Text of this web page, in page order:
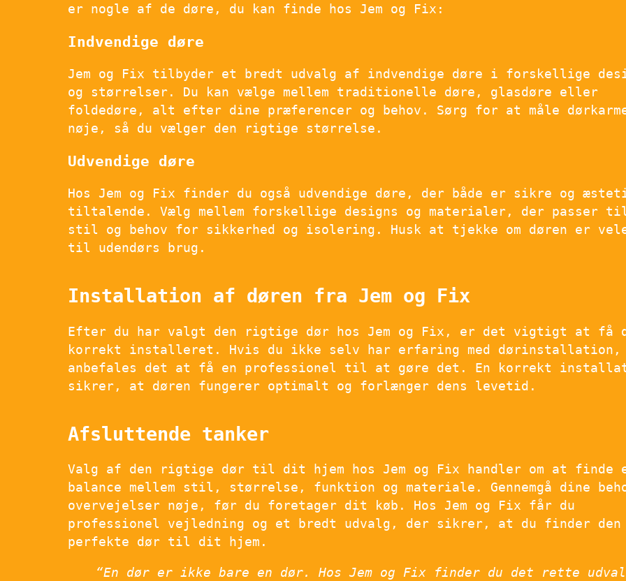
er nogle af de døre, du kan finde hos Jem og Fix:
Indvendige døre
Jem og Fix tilbyder et bredt udvalg af indvendige døre i forskellige
og størrelser. Du kan vælge mellem traditionelle døre, glasdøre eller
foldedøre, alt efter dine præferencer og behov. Sørg for at måle
nøje, så du vælger den rigtige størrelse.
Udvendige døre
Hos Jem og Fix finder du også udvendige døre, der både er sikre og
tiltalende. Vælg mellem forskellige designs og materialer, der passer
stil og behov for sikkerhed og isolering. Husk at tjekke om døren er
til udendørs brug.
Installation af døren fra Jem og Fix
Efter du har valgt den rigtige dør hos Jem og Fix, er det vigtigt at få
korrekt installeret. Hvis du ikke selv har erfaring med dørinstallation,
anbefales det at få en professionel til at gøre det. En korrekt
sikrer, at døren fungerer optimalt og forlænger dens levetid.
Afsluttende tanker
Valg af den rigtige dør til dit hjem hos Jem og Fix handler om at finde
balance mellem stil, størrelse, funktion og materiale. Gennemgå dine
overvejelser nøje, før du foretager dit køb. Hos Jem og Fix får du
professionel vejledning og et bredt udvalg, der sikrer, at du finder den
perfekte dør til dit hjem.
“En dør er ikke bare en dør. Hos Jem og Fix finder du det rette